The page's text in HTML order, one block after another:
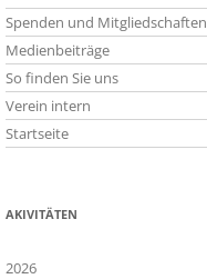
Spenden und Mitgliedschaften
Medienbeiträge
So finden Sie uns
Verein intern
Startseite
AKIVITÄTEN
2026